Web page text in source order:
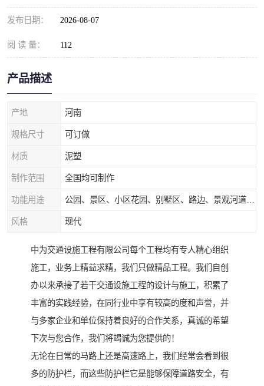
发布日期： 2026-08-07
阅 读 量： 112
产品描述
产地 河南
规格尺寸 可订做
材质 泥塑
制作范围 全国均可制作
功能用途
风格 现代
中为交通设施工程有限公司每个工程均有专人精心组织
施工，业务上精益求精，我们只做精品工程。我们自创
办以来承接了若干交通设施工程的设计与施工，积累了
丰富的实践经验，在同行业中享有较高的度和声誉，并
与多家企业和单位保持着良好的合作关系，真诚的希望
下次与您合作，我们将竭诚为您提供的！
无论在日常的马路上还是高速路上，我们经常会看到很
多的防护栏，而这些防护栏它是能够保障道路安全，有